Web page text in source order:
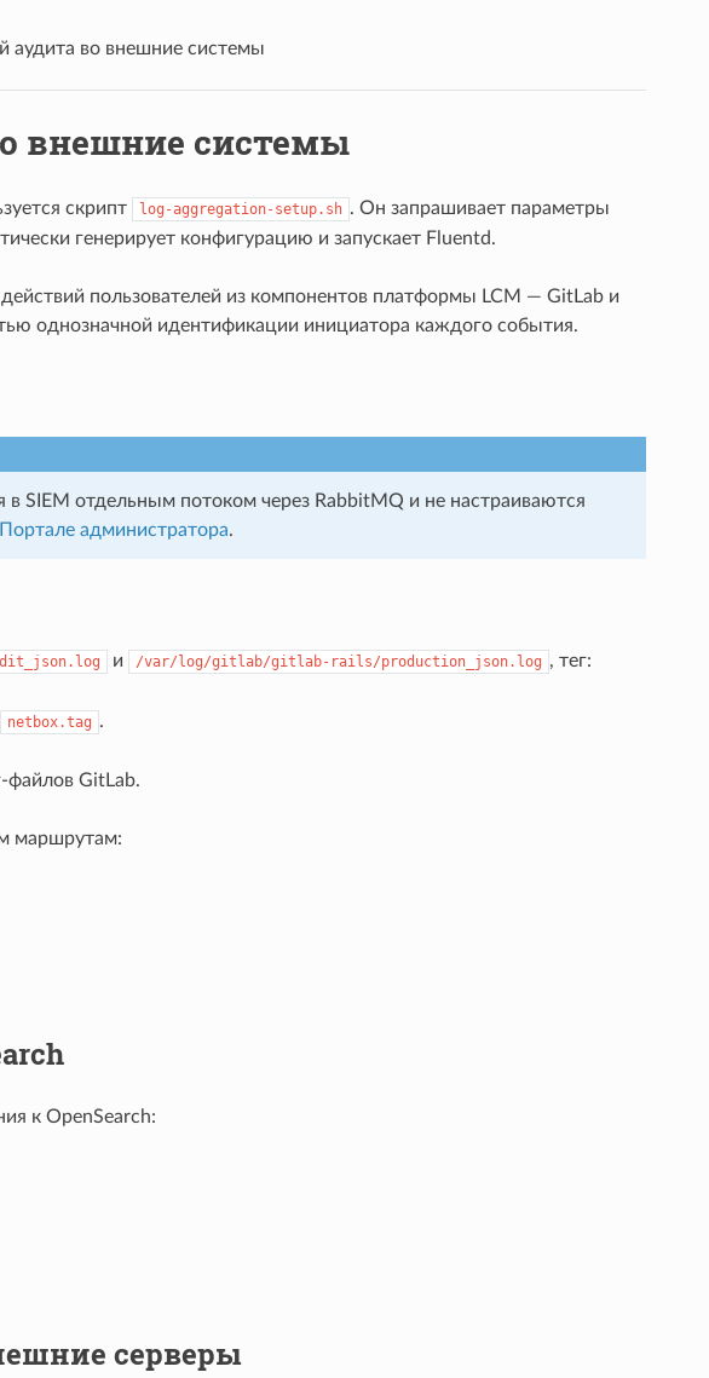
аудита во внешние системы
внешние системы
скрипт log-aggregation-setup.sh . Он запрашивает параметры
генерирует конфигурацию и запускает Fluentd.
пользователей из компонентов платформы LCM — GitLab и
однозначной идентификации инициатора каждого события.
SIEM отдельным потоком через RabbitMQ и не настраиваются
администратора.
и /var/log/gitlab/gitlab-rails/production_json.log , тег:
netbox.tag .
файлов GitLab.
маршрутам:
к OpenSearch:
серверы